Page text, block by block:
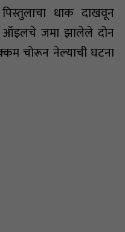
पिस्तुलाचा धाक दाखवून
ऑइलचे जमा झालेले दोन
चोरून नेल्याची घटना